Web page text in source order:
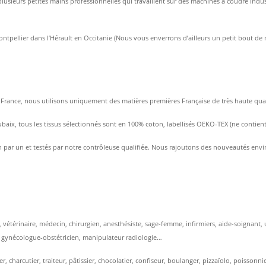
dans l’Hérault en Occitanie (Nous vous enverrons d’ailleurs un petit bout
nous utilisons uniquement des matières premières Française de très haute
tous les tissus sélectionnés sont en 100% coton, labellisés OEKO-TEX (ne
un et testés par notre contrôleuse qualifiée. Nous rajoutons des nouveautés
médecin, chirurgien, anesthésiste, sage-femme, infirmiers, aide-
obstétricien, manipulateur radiologie…
charcutier, traiteur, pâtissier, chocolatier, confiseur, boulanger, pizzaïolo,